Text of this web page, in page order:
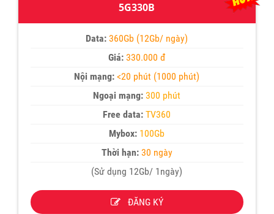
5G330B
Data: 360Gb (12Gb/ ngày)
Giá:330.000 đ
Nội mạng: <20 phút (1000 phút)
Ngoại mạng: 300 phút
Free data: TV360
Mybox: 100Gb
Thời hạn:30 ngày
(Sử dụng 12Gb/ 1ngày)
ĐĂNG KÝ